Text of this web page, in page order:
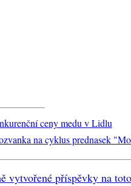
ceny medu v Lidlu
na cyklus prednasek
vytvořené příspěvky na